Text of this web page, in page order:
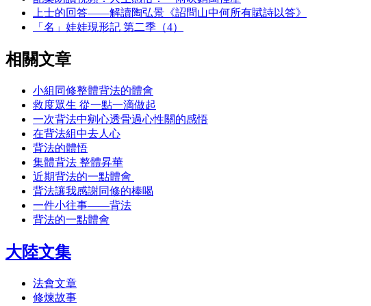
上士的回答——解讀陶弘景《詔問山中何所有賦詩以答》
「名」娃娃現形記 第二季（4）
相關文章
小組同修整體背法的體會
救度眾生 從一點一滴做起
一次背法中剜心透骨過心性關的感悟
在背法組中去人心
背法的體悟
集體背法 整體昇華
近期背法的一點體會
背法讓我感謝同修的棒喝
一件小往事——背法
背法的一點體會
大陸文集
法會文章
修煉故事